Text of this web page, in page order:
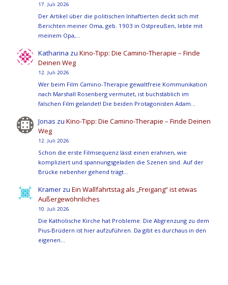
17. Juli 2026
Der Artikel über die politischen Inhaftierten deckt sich mit
Berichten meiner Oma, geb. 1903 in Ostpreußen, lebte mit
meinem Opa,…
Katharina zuKino-Tipp: Die Camino-Therapie – Finde
Deinen Weg
12. Juli 2026
Wer beim Film Camino-Therapie gewaltfreie Kommunikation
nach Marshall Rosenberg vermutet, ist buchstäblich im
falschen Film gelandet! Die beiden Protagonisten Adam…
Jonas zuKino-Tipp: Die Camino-Therapie – Finde Deinen
Weg
12. Juli 2026
Schon die erste Filmsequenz lässt einen erahnen, wie
kompliziert und spannungsgeladen die Szenen sind. Auf der
Brücke nebenher gehend trägt…
Kramer zuEin Wallfahrtstag als „Freigang“ ist etwas
Außergewöhnliches
10. Juli 2026
Die Katholische Kirche hat Probleme. Die Abgrenzung zu dem
Pius-Brüdern ist hier aufzuführen. Da gibt es durchaus in den
eigenen…